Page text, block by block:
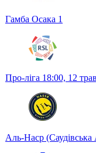
Гамба Осака 1
Про-ліга 18:00, 12
Аль-Наср (Саудівська